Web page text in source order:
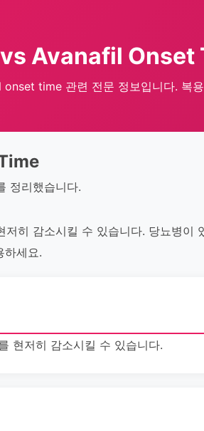
Avanafil Onset
time 관련 전문 정보입니다. 복
정리했습니다.
히 감소시킬 수 있습니다. 당뇨병이
하세요.
현저히 감소시킬 수 있습니다.